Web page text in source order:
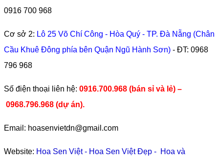
0916 700 968
Cơ sở 2: Lô 25 Võ Chí Công - Hòa Quý - TP. Đà Nẵng (Chân
Cầu Khuê Đông phía bên Quận Ngũ Hành Sơn) - ĐT: 0968
796 968
​Số điện thoại liên hệ: 0916.700.968 (bán sỉ và lẻ) –
0968.796.968 (dự án).
Email: hoasenvietdn@gmail.com
Website: Hoa Sen Việt- Hoa Sen Việt Đẹp - Hoa và